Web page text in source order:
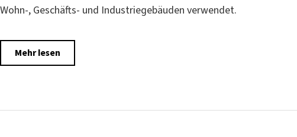
Wohn-, Geschäfts- und Industriegebäuden verwendet.
Mehr lesen